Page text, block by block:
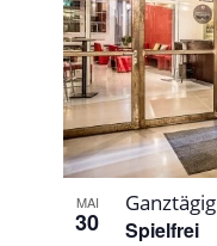
MAI
30 Spielfrei
Ganztägig